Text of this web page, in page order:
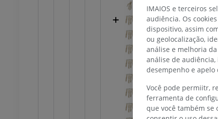
Metacarpo [V]
Falanges
Falanges
Falanges [I]
Falanges [II]
Falanges [IV]
Falanges [V]
IRM do tornozelo
IRM
PREMIUM
Antepé IRM
IRM
PREMIUM
IMAIOS e terceiros
audiência. Os
dispositivo, assim
ou geolocalização,
análise e melhoria
análise de
desempenho e apelo
Você pode permiitr,
ferramenta de
que você também se